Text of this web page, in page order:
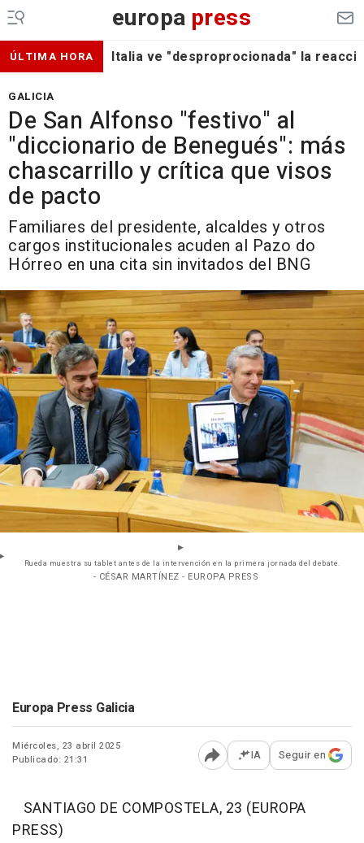
europa press
ÚLTIMA HORA Italia ve "desproprocionada" la
GALICIA
De San Alfonso "festivo" al
"diccionario de Benegués": más
chascarrillo y crítica que visos
de pacto
Familiares del presidente, alcaldes y otros
cargos institucionales acuden al Pazo do
Hórreo en una cita sin invitados del BNG
Rueda muestra su tablet antes de la intervención en la primera jornada del debate.
- CÉSAR MARTÍNEZ - EUROPA PRESS
Europa Press Galicia
Miércoles, 23 abril 2025
Publicado: 21:31
Abrir opciones para
IA Seguir en
SANTIAGO DE COMPOSTELA, 23 (EUROPA
PRESS)